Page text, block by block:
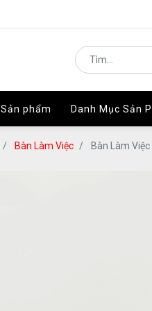
Sản phẩm Danh Mục Sản
Sản phẩm Danh Mục Sản
Bàn Làm Việc Bàn Làm